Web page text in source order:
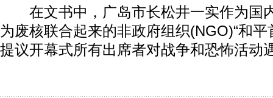
在文书中，广岛市长松井一实作为国
为废核联合起来的非政府组织(NGO)“和平
提议开幕式所有出席者对战争和恐怖活动